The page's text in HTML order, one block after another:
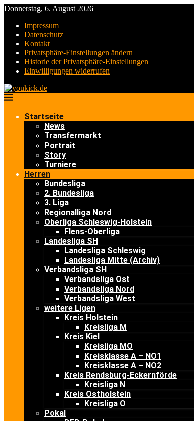
Donnerstag, 6. August 2026
Impressum
Datenschutz
Kontakt
Privatsphäre-Einstellungen ändern
Historie der Privatsphäre-Einstellungen
Einwilligungen widerrufen
Startseite
News
Transfermarkt
Portrait
Story
Turniere
Herren
Bundesliga
2. Bundesliga
3. Liga
Regionalliga Nord
Oberliga Schleswig-Holstein
Flens-Oberliga
Landesliga SH
Landesliga Schleswig
Landesliga Mitte (Archiv)
Verbandsliga SH
Verbandsliga Ost
Verbandsliga Nord
Verbandsliga West
weitere Ligen
Kreis Holstein
Kreisliga M
Kreis Kiel
Kreisliga MO
Kreisklasse A – NO1
Kreisklasse A – NO2
Kreis Rendsburg-Eckernförde
Kreisliga N
Kreis Ostholstein
Kreisliga O
Pokal